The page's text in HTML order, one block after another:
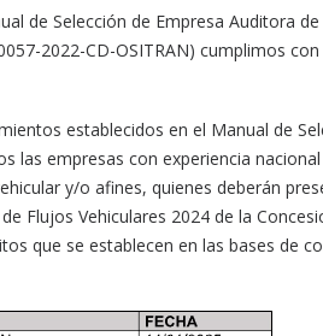
de Selección de Empresa Auditora
2022-CD-OSITRAN) cumplimos
establecidos en el Manual de
las empresas con experiencia
y/o afines, quienes deberán
Flujos Vehiculares 2024 de la
que se establecen en las bases de